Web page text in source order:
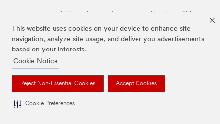
This website uses cookies on your device to enhance site
navigation, analyze site usage, and deliver you advertisements
based on your interests.
Cookie Notice
Reject Non-Essential Cookies Accept Cookies
Cookie Preferences
Les marques listées ci-dessus sont des marques déposées de 3M.